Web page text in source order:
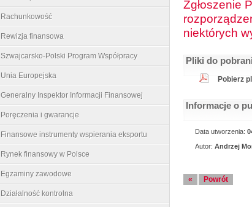
Rachunkowość
Rewizja finansowa
Szwajcarsko-Polski Program Współpracy
Unia Europejska
Generalny Inspektor Informacji Finansowej
Poręczenia i gwarancje
Finansowe instrumenty wspierania eksportu
Rynek finansowy w Polsce
Egzaminy zawodowe
Działalność kontrolna
Zgłoszenie
niektórych
Pliki do
Pobierz
Informacje o
Data utworzenia:
Autor: Andrzej
« Powrót